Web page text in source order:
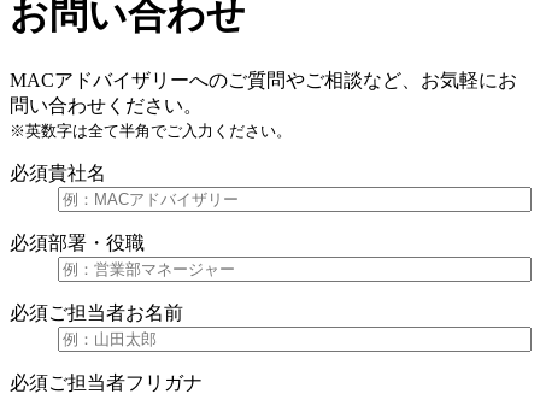
お問い合わせ
MACアドバイザリーへのご質問やご相談など、お気軽にお
問い合わせください。
※英数字は全て半角でご入力ください。
必須貴社名
必須部署・役職
必須ご担当者お名前
必須ご担当者フリガナ